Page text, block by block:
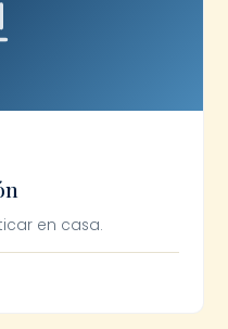
en casa.